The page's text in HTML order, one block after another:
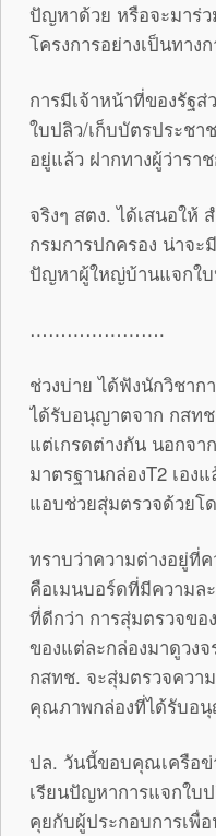
ปัญหาด้วย หรือจะมาร่
โครงการอย่างเป็นทาง
การมีเจ้าหน้าที่ของรัฐ
ใบปลิว/เก็บบัตรประชา
อยู่แล้ว ฝากทางผู้ว่ารา
จริงๆ สตง. ได้เสนอให้
กรมการปกครอง น่าจะ
ปัญหาผู้ใหญ่บ้านแจกใ
………………….
ช่วงบ่าย ได้ฟังนักวิชาก
ได้รับอนุญาตจาก กสท
แต่เกรดต่างกัน นอกจ
มาตรฐานกล่องT2 เอง
แอบช่วยสุ่มตรวจด้วยโ
ทราบว่าความต่างอยู่ที่
คือเมนบอร์ดที่มีความละ
ที่ดีกว่า การสุ่มตรวจขอ
ของแต่ละกล่องมาดูวง
กสทช. จะสุ่มตรวจควา
คุณภาพกล่องที่ได้รับอนุ
ปล. วันนี้ขอบคุณเครือข่
เรียนปัญหาการแจกใบ
คุยกับผู้ประกอบการเพื่